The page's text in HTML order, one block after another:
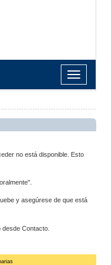
Toggle
navigation
no está disponible. Esto
y asegúrese de que está
Contacto.